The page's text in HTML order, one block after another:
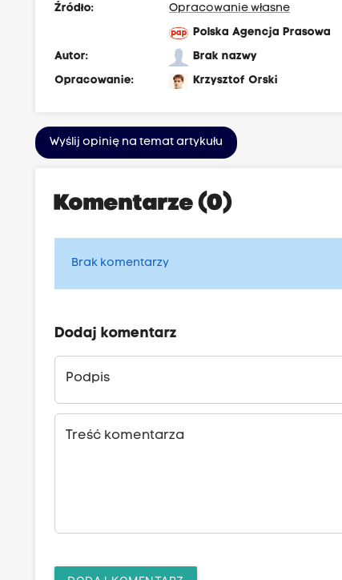
Źródło:
Opracowanie własne
Polska Agencja Prasowa
Autor:
Brak nazwy
Opracowanie:
Krzysztof Orski
Wyślij opinię na temat artykułu
Komentarze (0)
Brak komentarzy
Dodaj komentarz
Podpis
Treść komentarza